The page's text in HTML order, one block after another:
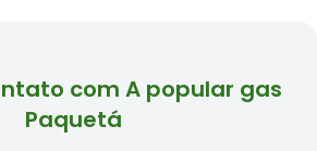
com A popular gas
Paquetá